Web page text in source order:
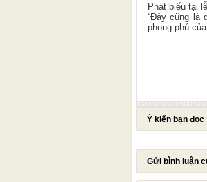
Phát biểu tại
“Đây cũng là
phong phú
Ý kiến bạn đọc
Gửi bình luận